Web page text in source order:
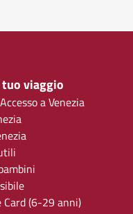
viaggio
a Venezia
Card (6-29 anni)